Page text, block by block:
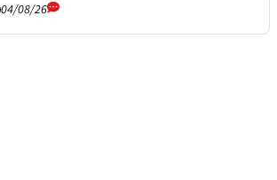
04/08/26